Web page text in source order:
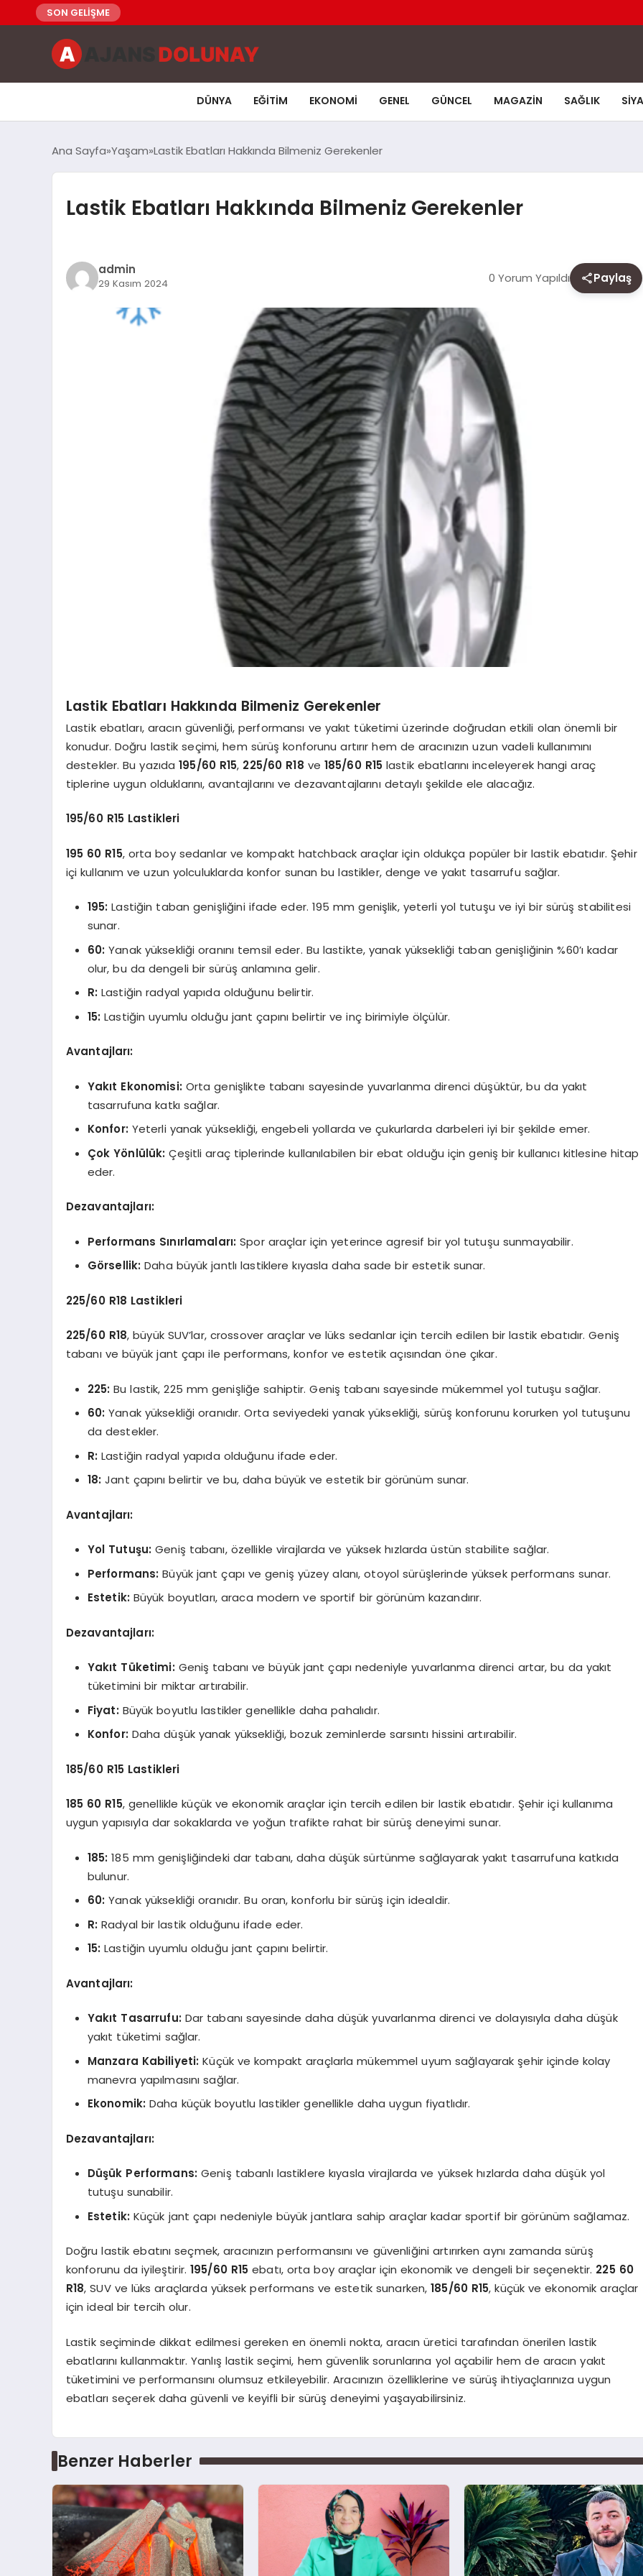
SON GELİŞME
DÜNYA EĞITIM EKONOMI GENEL GÜNCEL MAGAZIN SAĞLIK
Ana Sayfa Yaşam Lastik Ebatları Hakkında Bilmeniz Gerekenler
Lastik Ebatları Hakkında Bilmeniz Gerekenler
admin
29 Kasım 2024 0 Yorum Yapıldı Paylaş
Lastik Ebatları Hakkında Bilmeniz Gerekenler
Lastik ebatları, aracın güvenliği, performansı ve yakıt tüketimi üzerinde doğrudan etkili olan önemli bir
konudur. Doğru lastik seçimi, hem sürüş konforunu artırır hem de aracınızın uzun vadeli kullanımını
destekler. Bu yazıda195/60 R15, 225/60 R18 ve 185/60 R15 lastik ebatlarını inceleyerek hangi araç
tiplerine uygun olduklarını, avantajlarını ve dezavantajlarını detaylı şekilde ele alacağız.
195/60 R15 Lastikleri
195 60 R15, orta boy sedanlar ve kompakt hatchback araçlar için oldukça popüler bir lastik ebatıdır. Şehir
içi kullanım ve uzun yolculuklarda konfor sunan bu lastikler, denge ve yakıt tasarrufu sağlar.
195: Lastiğin taban genişliğini ifade eder. 195 mm genişlik, yeterli yol tutuşu ve iyi bir sürüş stabilitesi
sunar.
60: Yanak yüksekliği oranını temsil eder. Bu lastikte, yanak yüksekliği taban genişliğinin %60’ı kadar
olur, bu da dengeli bir sürüş anlamına gelir.
R: Lastiğin radyal yapıda olduğunu belirtir.
15: Lastiğin uyumlu olduğu jant çapını belirtir ve inç birimiyle ölçülür.
Avantajları:
Yakıt Ekonomisi: Orta genişlikte tabanı sayesinde yuvarlanma direnci düşüktür, bu da yakıt
tasarrufuna katkı sağlar.
Konfor: Yeterli yanak yüksekliği, engebeli yollarda ve çukurlarda darbeleri iyi bir şekilde emer.
Çok Yönlülük: Çeşitli araç tiplerinde kullanılabilen bir ebat olduğu için geniş bir kullanıcı kitlesine hitap
eder.
Dezavantajları:
Performans Sınırlamaları: Spor araçlar için yeterince agresif bir yol tutuşu sunmayabilir.
Görsellik: Daha büyük jantlı lastiklere kıyasla daha sade bir estetik sunar.
225/60 R18 Lastikleri
225/60 R18, büyük SUV’lar, crossover araçlar ve lüks sedanlar için tercih edilen bir lastik ebatıdır. Geniş
tabanı ve büyük jant çapı ile performans, konfor ve estetik açısından öne çıkar.
225: Bu lastik, 225 mm genişliğe sahiptir. Geniş tabanı sayesinde mükemmel yol tutuşu sağlar.
60: Yanak yüksekliği oranıdır. Orta seviyedeki yanak yüksekliği, sürüş konforunu korurken yol tutuşunu
da destekler.
R: Lastiğin radyal yapıda olduğunu ifade eder.
18: Jant çapını belirtir ve bu, daha büyük ve estetik bir görünüm sunar.
Avantajları:
Yol Tutuşu: Geniş tabanı, özellikle virajlarda ve yüksek hızlarda üstün stabilite sağlar.
Performans: Büyük jant çapı ve geniş yüzey alanı, otoyol sürüşlerinde yüksek performans sunar.
Estetik: Büyük boyutları, araca modern ve sportif bir görünüm kazandırır.
Dezavantajları:
Yakıt Tüketimi: Geniş tabanı ve büyük jant çapı nedeniyle yuvarlanma direnci artar, bu da yakıt
tüketimini bir miktar artırabilir.
Fiyat: Büyük boyutlu lastikler genellikle daha pahalıdır.
Konfor: Daha düşük yanak yüksekliği, bozuk zeminlerde sarsıntı hissini artırabilir.
185/60 R15 Lastikleri
185 60 R15, genellikle küçük ve ekonomik araçlar için tercih edilen bir lastik ebatıdır. Şehir içi kullanıma
uygun yapısıyla dar sokaklarda ve yoğun trafikte rahat bir sürüş deneyimi sunar.
185: 185 mm genişliğindeki dar tabanı, daha düşük sürtünme sağlayarak yakıt tasarrufuna katkıda
bulunur.
60: Yanak yüksekliği oranıdır. Bu oran, konforlu bir sürüş için idealdir.
R: Radyal bir lastik olduğunu ifade eder.
15: Lastiğin uyumlu olduğu jant çapını belirtir.
Avantajları:
Yakıt Tasarrufu: Dar tabanı sayesinde daha düşük yuvarlanma direnci ve dolayısıyla daha düşük
yakıt tüketimi sağlar.
Manzara Kabiliyeti: Küçük ve kompakt araçlarla mükemmel uyum sağlayarak şehir içinde kolay
manevra yapılmasını sağlar.
Ekonomik: Daha küçük boyutlu lastikler genellikle daha uygun fiyatlıdır.
Dezavantajları:
Düşük Performans: Geniş tabanlı lastiklere kıyasla virajlarda ve yüksek hızlarda daha düşük yol
tutuşu sunabilir.
Estetik: Küçük jant çapı nedeniyle büyük jantlara sahip araçlar kadar sportif bir görünüm sağlamaz.
Doğru lastik ebatını seçmek, aracınızın performansını ve güvenliğini artırırken aynı zamanda sürüş
konforunu da iyileştirir. 195/60 R15 ebatı, orta boy araçlar için ekonomik ve dengeli bir seçenektir. 225 60
R18, SUV ve lüks araçlarda yüksek performans ve estetik sunarken,185/60 R15, küçük ve ekonomik araçlar
için ideal bir tercih olur.
Lastik seçiminde dikkat edilmesi gereken en önemli nokta, aracın üretici tarafından önerilen lastik
ebatlarını kullanmaktır. Yanlış lastik seçimi, hem güvenlik sorunlarına yol açabilir hem de aracın yakıt
tüketimini ve performansını olumsuz etkileyebilir. Aracınızın özelliklerine ve sürüş ihtiyaçlarınıza uygun
ebatları seçerek daha güvenli ve keyifli bir sürüş deneyimi yaşayabilirsiniz.
Benzer Haberler